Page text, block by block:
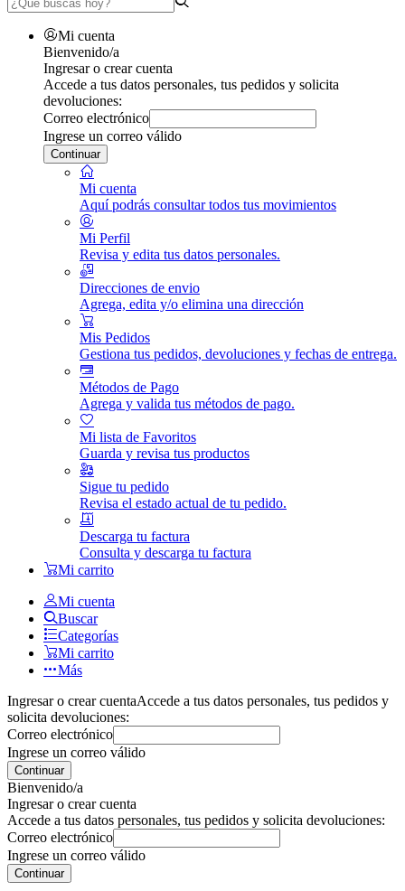
Mi cuenta
Bienvenido/a
Ingresar o crear cuenta
Accede a tus datos personales, tus pedidos y solicita
devoluciones:
Correo electrónico
Ingrese un correo válido
Continuar
Mi cuenta
Aquí podrás consultar todos tus movimientos
Mi Perfil
Revisa y edita tus datos personales.
Direcciones de envio
Agrega, edita y/o elimina una dirección
Mis Pedidos
Gestiona tus pedidos, devoluciones y fechas de entrega.
Métodos de Pago
Agrega y valida tus métodos de pago.
Mi lista de Favoritos
Guarda y revisa tus productos
Sigue tu pedido
Revisa el estado actual de tu pedido.
Descarga tu factura
Consulta y descarga tu factura
Mi carrito
Mi cuenta
Buscar
Categorías
Mi carrito
Más
Ingresar o crear cuentaAccede a tus datos personales, tus pedidos y
solicita devoluciones:
Correo electrónico
Ingrese un correo válido
Continuar
Bienvenido/a
Ingresar o crear cuenta
Accede a tus datos personales, tus pedidos y solicita devoluciones:
Correo electrónico
Ingrese un correo válido
Continuar